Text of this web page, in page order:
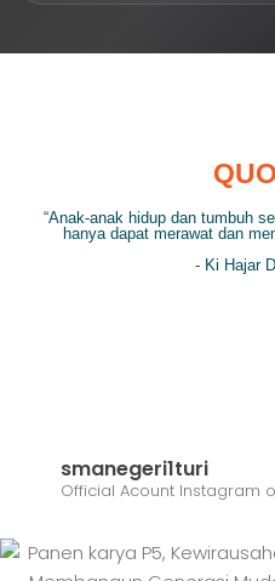
“Anak-anak hidup dan tumbuh
hanya dapat merawat dan
- Ki Hajar
smanegeri1turi
Official Acount Instagram of